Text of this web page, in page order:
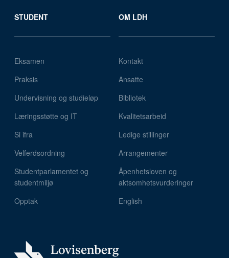
STUDENT
Eksamen
Praksis
Undervisning og studieløp
Læringsstøtte og IT
Si ifra
Velferdsordning
Studentparlamentet og
studentmiljø
Opptak
OM LDH
Kontakt
Ansatte
Bibliotek
Kvalitetsarbeid
Ledige stillinger
Arrangementer
Åpenhetsloven og
aktsomhetsvurderinger
English